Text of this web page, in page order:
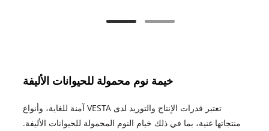
خيمة نوم محمولة للحيوانات الأليفة
تعتبر قدرات الإنتاج والتوريد لدى VESTA آمنة للغاية، وأنواع
منتجاتها غنية، بما في ذلك خيام النوم المحمولة للحيوانات الأليفة.